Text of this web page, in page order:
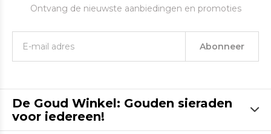
Ontvang de nieuwste aanbiedingen en promoties
Abonneer
De Goud Winkel: Gouden sieraden
voor iedereen!